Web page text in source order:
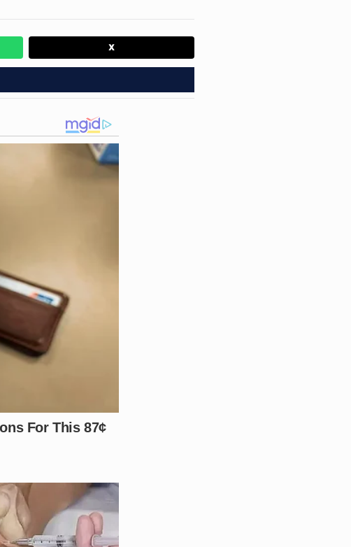
que estava na casa. O menino
momento em que o crime teria
traumas. Os indícios de
dos crimes mais revoltantes
dessa barbaridade. Agentes
pela criança, enquanto a
Conta nos comentários!
X